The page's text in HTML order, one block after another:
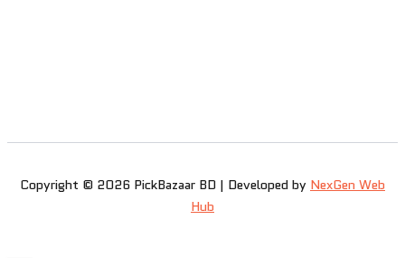
Copyright © 2026 PickBazaar BD | Developed by NexGen Web
Hub